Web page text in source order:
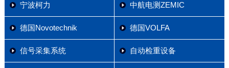
宁波柯力 中航电测ZEMIC
德国Novotechnik 德国VOLFA
信号采集系统 自动检重设备